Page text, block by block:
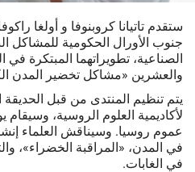
ستقدم تاتيانا كروبنوفا و أولغا
جنوب الأورال الحكومية للمشاكل
الصناعية، تطويراتهما المبتكرة في
والعشرين «مشاكل تخضير المدن
يتم تنظيم المنتدى من قبل الحديقة
لأكاديمية العلوم الروسية،
عموم روسيا. وسيناقش العلماء
في المدن، «المراقبة الخضراء»،
في الغابات.